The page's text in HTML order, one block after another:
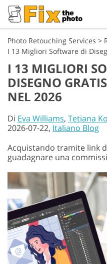
Photo Retouching Services >
I 13 Migliori Software di
I 13 MIGLIORI
DISEGNO
NEL 2026
Di Eva Williams, Tetiana
2026-07-22, Italiano Blog
Acquistando tramite link
guadagnare una